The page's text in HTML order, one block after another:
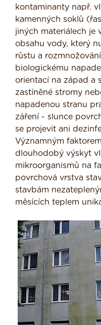
kontaminanty např.
kamenných soklů
jiných materiálech je
obsahu vody, který
růstu a
biologickému
orientací na západ a
zastíněné stromy
napadenou stranu
záření - slunce
se projevit ani
Významným
dlouhodobý výskyt
mikroorganismů na
povrchová vrstva
stavbám
měsících teplem